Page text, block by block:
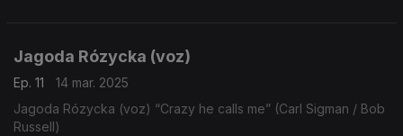
Jagoda Rózycka (voz)
Ep. 11
14 mar. 2025
Jagoda Rózycka (voz) “Crazy he calls me” (Carl Sigman / Bob
Russell)